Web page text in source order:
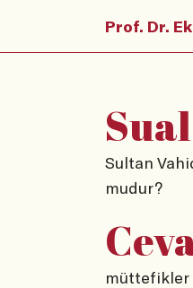
Prof. Dr.
Sultan
mudur?
müttefikler